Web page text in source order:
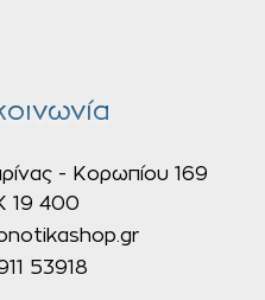
- Κορωπίου 169
19 400
53918